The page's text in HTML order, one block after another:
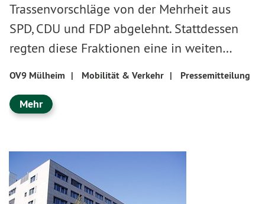
Trassenvorschläge von der Mehrheit aus
SPD, CDU und FDP abgelehnt. Stattdessen
regten diese Fraktionen eine in weiten…
OV9 Mülheim | Mobilität & Verkehr | Pressemitteilung
Mehr